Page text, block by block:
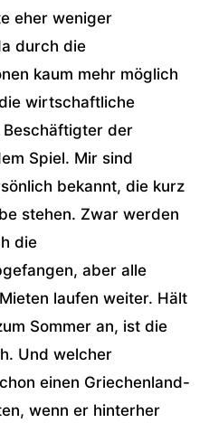
eher weniger
durch die
kaum mehr möglich
wirtschaftliche
Beschäftigter der
Spiel. Mir sind
bekannt, die kurz
stehen. Zwar werden
die
aber alle
laufen weiter. Hält
Sommer an, ist die
Und welcher
einen Griechenland-
wenn er hinterher